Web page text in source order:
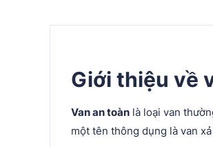
Giới thiệu về
Van an toàn là loại van
một tên thông dụng là van